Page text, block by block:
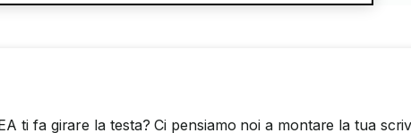
ti fa girare la testa? Ci pensiamo noi a montare la tua